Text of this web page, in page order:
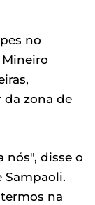
no
da zona de
disse o
Sampaoli.
na